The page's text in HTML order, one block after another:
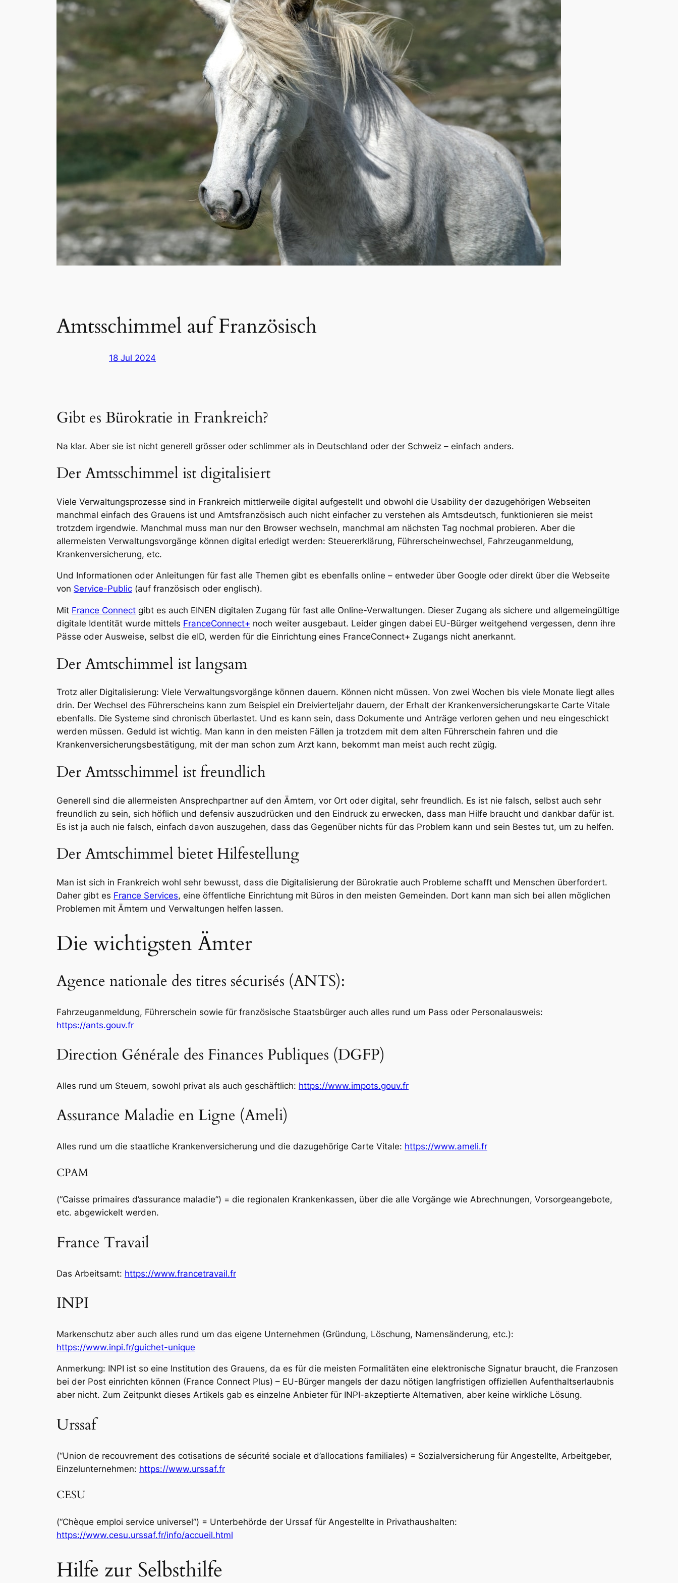
Amtsschimmel auf Französisch
18 Jul 2024
Gibt es Bürokratie in Frankreich?
Na klar. Aber sie ist nicht generell grösser oder schlimmer als in Deutschland oder der Schweiz – einfach anders.
Der Amtsschimmel ist digitalisiert
Viele Verwaltungsprozesse sind in Frankreich mittlerweile digital aufgestellt und obwohl die Usability der dazugehörigen Webseiten
manchmal einfach des Grauens ist und Amtsfranzösisch auch nicht einfacher zu verstehen als Amtsdeutsch, funktionieren sie meist
trotzdem irgendwie. Manchmal muss man nur den Browser wechseln, manchmal am nächsten Tag nochmal probieren. Aber die
allermeisten Verwaltungsvorgänge können digital erledigt werden: Steuererklärung, Führerscheinwechsel, Fahrzeuganmeldung,
Krankenversicherung, etc.
Und Informationen oder Anleitungen für fast alle Themen gibt es ebenfalls online – entweder über Google oder direkt über die Webseite
von Service-Public (auf französisch oder englisch).
Mit France Connect gibt es auch EINEN digitalen Zugang für fast alle Online-Verwaltungen. Dieser Zugang als sichere und allgemeingültige
digitale Identität wurde mittels FranceConnect+ noch weiter ausgebaut. Leider gingen dabei EU-Bürger weitgehend vergessen, denn ihre
Pässe oder Ausweise, selbst die eID, werden für die Einrichtung eines FranceConnect+ Zugangs nicht anerkannt.
Der Amtschimmel ist langsam
Trotz aller Digitalisierung: Viele Verwaltungsvorgänge können dauern. Können nicht müssen. Von zwei Wochen bis viele Monate liegt alles
drin. Der Wechsel des Führerscheins kann zum Beispiel ein Dreivierteljahr dauern, der Erhalt der Krankenversicherungskarte Carte Vitale
ebenfalls. Die Systeme sind chronisch überlastet. Und es kann sein, dass Dokumente und Anträge verloren gehen und neu eingeschickt
werden müssen. Geduld ist wichtig. Man kann in den meisten Fällen ja trotzdem mit dem alten Führerschein fahren und die
Krankenversicherungsbestätigung, mit der man schon zum Arzt kann, bekommt man meist auch recht zügig.
Der Amtsschimmel ist freundlich
Generell sind die allermeisten Ansprechpartner auf den Ämtern, vor Ort oder digital, sehr freundlich. Es ist nie falsch, selbst auch sehr
freundlich zu sein, sich höflich und defensiv auszudrücken und den Eindruck zu erwecken, dass man Hilfe braucht und dankbar dafür ist.
Es ist ja auch nie falsch, einfach davon auszugehen, dass das Gegenüber nichts für das Problem kann und sein Bestes tut, um zu helfen.
Der Amtschimmel bietet Hilfestellung
Man ist sich in Frankreich wohl sehr bewusst, dass die Digitalisierung der Bürokratie auch Probleme schafft und Menschen überfordert.
Daher gibt es France Services, eine öffentliche Einrichtung mit Büros in den meisten Gemeinden. Dort kann man sich bei allen möglichen
Problemen mit Ämtern und Verwaltungen helfen lassen.
Die wichtigsten Ämter
Agence nationale des titres sécurisés (ANTS):
Fahrzeuganmeldung, Führerschein sowie für französische Staatsbürger auch alles rund um Pass oder Personalausweis:
https://ants.gouv.fr
Direction Générale des Finances Publiques (DGFP)
Alles rund um Steuern, sowohl privat als auch geschäftlich: https://www.impots.gouv.fr
Assurance Maladie en Ligne (Ameli)
Alles rund um die staatliche Krankenversicherung und die dazugehörige Carte Vitale: https://www.ameli.fr
CPAM
(“Caisse primaires d’assurance maladie”) = die regionalen Krankenkassen, über die alle Vorgänge wie Abrechnungen, Vorsorgeangebote,
etc. abgewickelt werden.
France Travail
Das Arbeitsamt: https://www.francetravail.fr
INPI
Markenschutz aber auch alles rund um das eigene Unternehmen (Gründung, Löschung, Namensänderung, etc.):
https://www.inpi.fr/guichet-unique
Anmerkung: INPI ist so eine Institution des Grauens, da es für die meisten Formalitäten eine elektronische Signatur braucht, die Franzosen
bei der Post einrichten können (France Connect Plus) – EU-Bürger mangels der dazu nötigen langfristigen offiziellen Aufenthaltserlaubnis
aber nicht. Zum Zeitpunkt dieses Artikels gab es einzelne Anbieter für INPI-akzeptierte Alternativen, aber keine wirkliche Lösung.
Urssaf
(“Union de recouvrement des cotisations de sécurité sociale et d’allocations familiales) = Sozialversicherung für Angestellte, Arbeitgeber,
Einzelunternehmen: https://www.urssaf.fr
CESU
(“Chèque emploi service universel”) = Unterbehörde der Urssaf für Angestellte in Privathaushalten:
https://www.cesu.urssaf.fr/info/accueil.html
Hilfe zur Selbsthilfe